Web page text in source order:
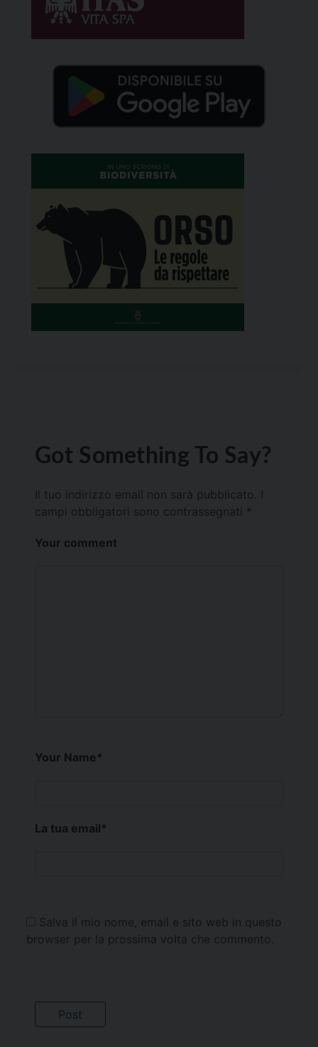
Got Something To Say?
Il tuo indirizzo email non sarà pubblicato.
campi obbligatori sono contrassegnati *
Your comment
Your Name*
La tua email*
Salva il mio nome, email e sito web in questo
browser per la prossima volta che commento.